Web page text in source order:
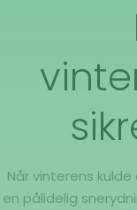
Når vinterens
en pålidelig